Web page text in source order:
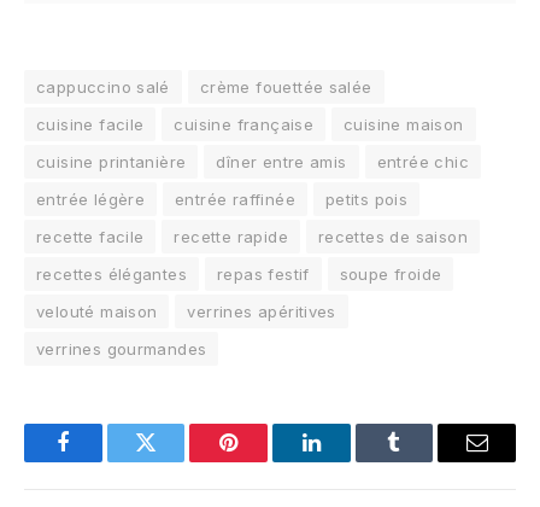
cappuccino salé
crème fouettée salée
cuisine facile
cuisine française
cuisine maison
cuisine printanière
dîner entre amis
entrée chic
entrée légère
entrée raffinée
petits pois
recette facile
recette rapide
recettes de saison
recettes élégantes
repas festif
soupe froide
velouté maison
verrines apéritives
verrines gourmandes
FacebookTwitter Pinterest LinkedInTumblr Email